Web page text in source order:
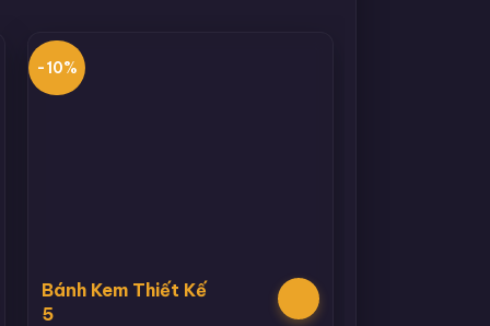
-10%
Bánh Kem Thiết Kế
5